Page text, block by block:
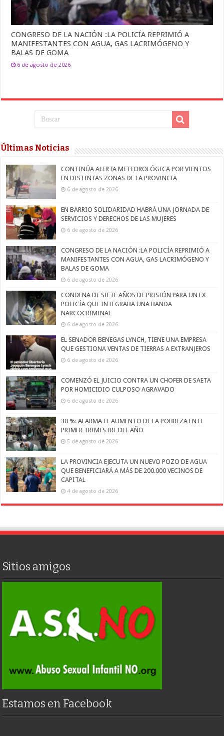
CONGRESO DE LA NACIÓN :LA POLICÍA REPRIMIÓ A
MANIFESTANTES CON AGUA, GAS LACRIMÓGENO Y
BALAS DE GOMA
6 de agosto de 2026
Últimas Noticias
CONTINÚA ALERTA METEOROLÓGICA POR VIENTOS
EN DISTINTAS ZONAS DE LA PROVINCIA
6 de agosto de 2026
EN BARRIO SOLIDARIDAD HABRÁ UNA JORNADA DE
SERVICIOS Y DERECHOS DE LAS MUJERES
6 de agosto de 2026
CONGRESO DE LA NACIÓN :LA POLICÍA REPRIMIÓ A
MANIFESTANTES CON AGUA, GAS LACRIMÓGENO Y
BALAS DE GOMA
6 de agosto de 2026
CONDENA DE SIETE AÑOS DE PRISIÓN PARA UN EX
POLICÍA QUE INTEGRABA UNA BANDA
NARCOCRIMINAL
6 de agosto de 2026
EL SENADOR BENEGAS LYNCH, TIENE UNA EMPRESA
QUE GESTIONA VENTAS DE TIERRAS A EXTRANJEROS
6 de agosto de 2026
COMENZÓ EL JUICIO CONTRA UN CHOFER DE SAETA
POR HOMICIDIO CULPOSO AGRAVADO
6 de agosto de 2026
30 %: ALARMA EL AUMENTO DE LA POBREZA EN EL
PRIMER TRIMESTRE DEL AÑO
5 de agosto de 2026
LA PROVINCIA EJECUTA UN NUEVO POZO DE AGUA
QUE BENEFICIARÁ A MÁS DE 200.000 VECINOS DE
CAPITAL
4 de agosto de 2026
Sitios amigos
Estamos en Facebook